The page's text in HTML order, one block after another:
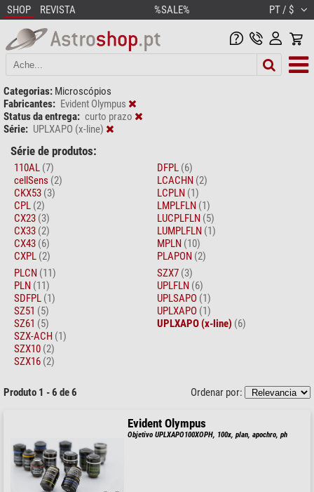
SHOP REVISTA %SALE% PT / $
Categorias: Microscópios
Fabricantes: Evident Olympus
Status da entrega: curto prazo
Série: UPLXAPO (x-line)
Série de produtos:
110AL (7)
cellSens (2)
CKX53 (3)
CPL (2)
CX23 (3)
CX33 (2)
CX43 (6)
CXPL (2)
DFPL (6)
LCACHN (2)
LCPLN (1)
LMPLFLN (1)
LUCPLFLN (5)
LUMPLFLN (1)
MPLN (10)
PLAPON (2)
PLCN (11)
PLN (11)
SDFPL (1)
SZ51 (5)
SZ61 (5)
SZX-ACH (1)
SZX10 (2)
SZX16 (2)
SZX7 (3)
UPLFLN (6)
UPLSAPO (1)
UPLXAPO (1)
UPLXAPO (x-line) (6)
Produto 1 - 6 de 6 Ordenar por:
Evident Olympus
Objetivo UPLXAPO100XOPH, 100x, plan, apochro, ph